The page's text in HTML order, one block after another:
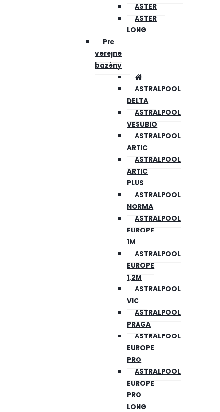
ASTER
ASTER
LONG
Pre
verejné
bazény
ASTRALPOOL
DELTA
ASTRALPOOL
VESUBIO
ASTRALPOOL
ARTIC
ASTRALPOOL
ARTIC
PLUS
ASTRALPOOL
NORMA
ASTRALPOOL
EUROPE
1M
ASTRALPOOL
EUROPE
1,2M
ASTRALPOOL
VIC
ASTRALPOOL
PRAGA
ASTRALPOOL
EUROPE
PRO
ASTRALPOOL
EUROPE
PRO
LONG